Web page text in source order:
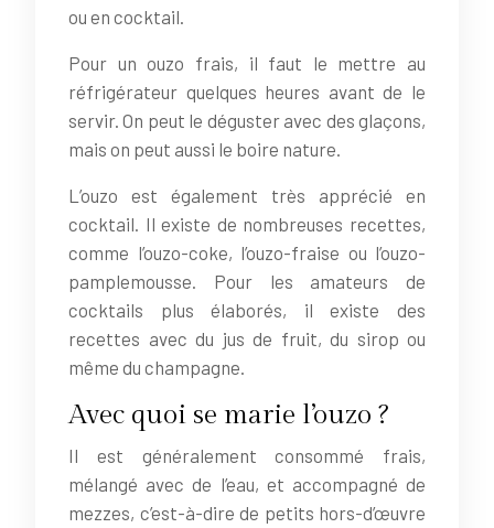
ou en cocktail.
Pour un ouzo frais, il faut le mettre au
réfrigérateur quelques heures avant de le
servir. On peut le déguster avec des glaçons,
mais on peut aussi le boire nature.
L’ouzo est également très apprécié en
cocktail. Il existe de nombreuses recettes,
comme l’ouzo-coke, l’ouzo-fraise ou l’ouzo-
pamplemousse. Pour les amateurs de
cocktails plus élaborés, il existe des
recettes avec du jus de fruit, du sirop ou
même du champagne.
Avec quoi se marie l’ouzo ?
Il est généralement consommé frais,
mélangé avec de l’eau, et accompagné de
mezzes, c’est-à-dire de petits hors-d’œuvre